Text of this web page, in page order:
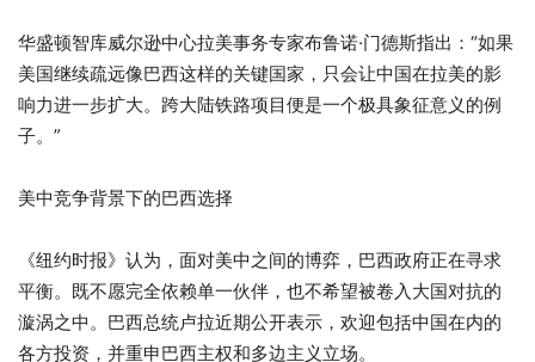
华盛顿智库威尔逊中心拉美事务专家布鲁诺·门德斯指出：“如果
美国继续疏远像巴西这样的关键国家，只会让中国在拉美的影
响力进一步扩大。跨大陆铁路项目便是一个极具象征意义的例
子。”
美中竞争背景下的巴西选择
《纽约时报》认为，面对美中之间的博弈，巴西政府正在寻求
平衡。既不愿完全依赖单一伙伴，也不希望被卷入大国对抗的
漩涡之中。巴西总统卢拉近期公开表示，欢迎包括中国在内的
各方投资，并重申巴西主权和多边主义立场。